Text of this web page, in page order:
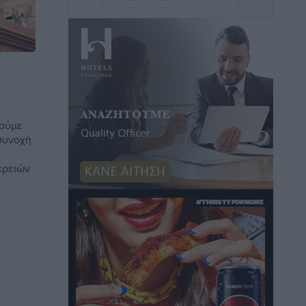
Ειδήσεις
Νέο ξενοδοχείο στη Ρόδο για την H
Hotels – Χατζηλαζάρου – Προχωρά
καινούργιο ξενοδοχείο στην Κω
Τοπικές Ειδήσεις• πριν 9 ώρες
Αυτοκίνητο μπήκε παράνομα σε
μονόδρομο στο Μαστιχάρι –
Αναποδογύρισε όχημα με μητέρα και
5χρονο παιδί
Τοπικές Ειδήσεις• πριν 9 ώρες
“Η Ευρώπη αντιμετώπιζε το
προσφυγικό σαν ταινία τρόμου” – Η
συγκλονιστική μαρτυρία της Χαρούλας
Γιασιράνη στον RV για τα γεγονότα που